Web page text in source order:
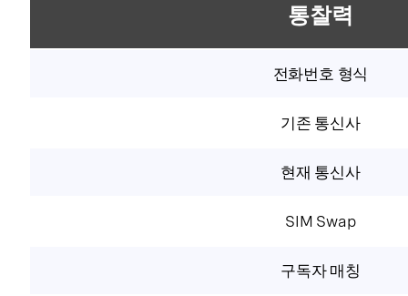
통찰력
전화번호 형식
기존 통신사
현재 통신사
SIM Swap
구독자 매칭